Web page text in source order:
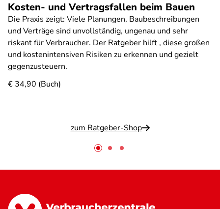
Kosten- und Vertragsfallen beim Bauen
Die Praxis zeigt: Viele Planungen, Baubeschreibungen
und Verträge sind unvollständig, ungenau und sehr
riskant für Verbraucher. Der Ratgeber hilft , diese großen
und kostenintensiven Risiken zu erkennen und gezielt
gegenzusteuern.
€ 34,90 (Buch)
zum Ratgeber-Shop